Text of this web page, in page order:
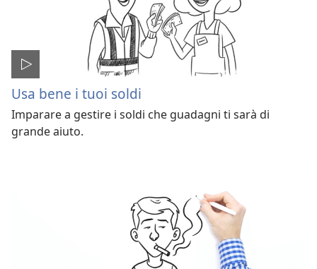
Usa bene i tuoi soldi
Imparare a gestire i soldi che guadagni ti sarà di
grande aiuto.